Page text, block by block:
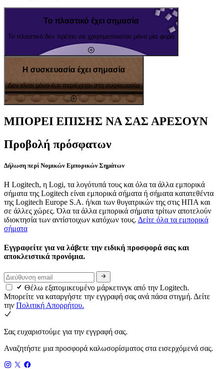
Το πλαστικό έχει σημασία
Το πλαστικό δεν πρέπει να χρησιμοποιείται μόνο μία φορά
Η συσκευασία έχει σημασία
Δεν είναι μόνο ό,τι περιέχεται στη συσκευασία
ΜΠΟΡΕΙ ΕΠΙΣΗΣ ΝΑ ΣΑΣ ΑΡΕΣΟΥΝ
Προβολή πρόσφατων
Δήλωση περί Νομικών Εμπορικών Σημάτων
Η Logitech, η Logi, τα λογότυπά τους και όλα τα άλλα εμπορικά
σήματα της Logitech είναι εμπορικά σήματα ή σήματα κατατεθέντα
της Logitech Europe S.A. ή/και των θυγατρικών της στις ΗΠΑ και
σε άλλες χώρες. Όλα τα άλλα εμπορικά σήματα τρίτων αποτελούν
ιδιοκτησία των αντίστοιχων κατόχων τους. Δείτε όλα τα εμπορικά
σήματα
Εγγραφείτε για να λάβετε την ειδική προσφορά σας και
αποκλειστικά προνόμια.
Θέλω εξατομικευμένο μάρκετινγκ από την Logitech.
Μπορείτε να καταργήστε την εγγραφή σας ανά πάσα στιγμή. Δείτε
την Πολιτική Απορρήτου.
Σας ευχαριστούμε για την εγγραφή σας.
Αναζητήστε μια προσφορά καλωσορίσματος στα εισερχόμενά σας.